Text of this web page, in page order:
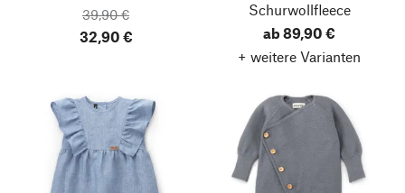
39,90 €
32,90 €
Schurwollfleece
ab 89,90 €
+ weitere Varianten